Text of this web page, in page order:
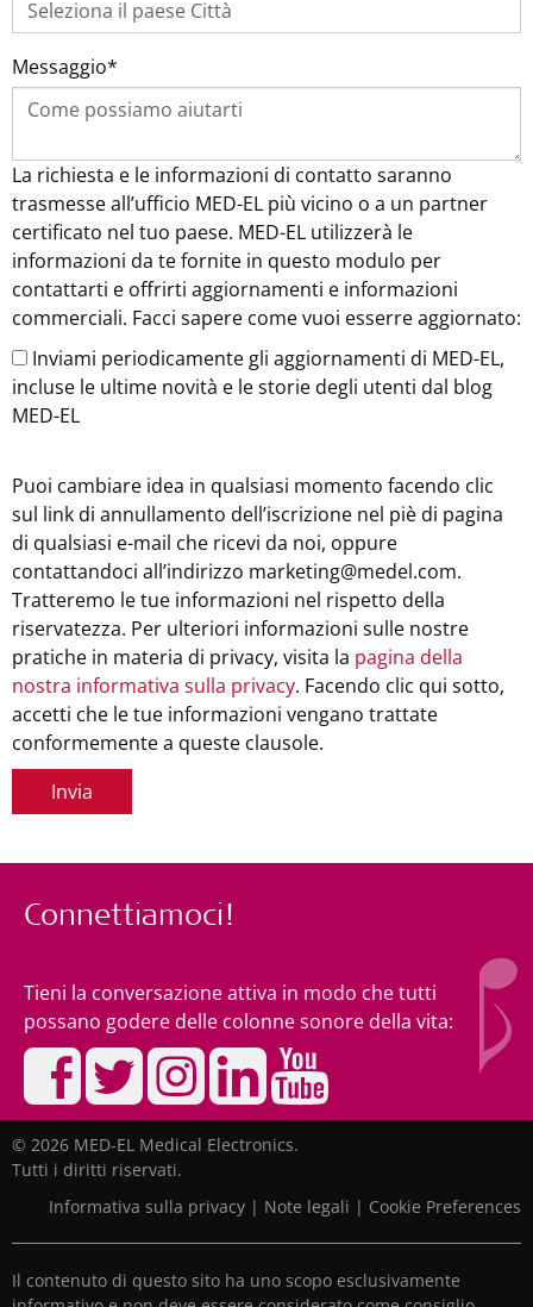
Messaggio*
La richiesta e le informazioni di contatto saranno
trasmesse all’ufficio MED-EL più vicino o a un partner
certificato nel tuo paese. MED-EL utilizzerà le
informazioni da te fornite in questo modulo per
contattarti e offrirti aggiornamenti e informazioni
commerciali. Facci sapere come vuoi esserre aggiornato:
Inviami periodicamente gli aggiornamenti di MED-EL,
incluse le ultime novità e le storie degli utenti dal blog
MED-EL
Puoi cambiare idea in qualsiasi momento facendo clic
sul link di annullamento dell’iscrizione nel piè di pagina
di qualsiasi e-mail che ricevi da noi, oppure
contattandoci all’indirizzo marketing@medel.com.
Tratteremo le tue informazioni nel rispetto della
riservatezza. Per ulteriori informazioni sulle nostre
pratiche in materia di privacy, visita la pagina della
nostra informativa sulla privacy. Facendo clic qui sotto,
accetti che le tue informazioni vengano trattate
conformemente a queste clausole.
Invia
Connettiamoci!
Tieni la conversazione attiva in modo che tutti
possano godere delle colonne sonore della vita:
© 2026 MED-EL Medical Electronics.
Tutti i diritti riservati.
Informativa sulla privacy | Note legali | Cookie Preferences
Il contenuto di questo sito ha uno scopo esclusivamente